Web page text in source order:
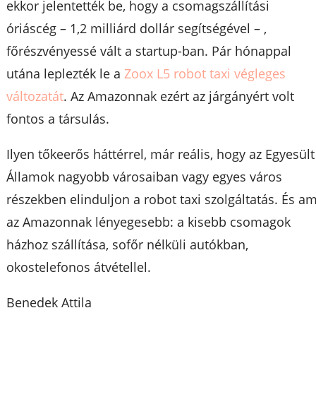
ekkor jelentették be, hogy a csomagszállítási
óriáscég – 1,2 milliárd dollár segítségével – ,
főrészvényessé vált a startup-ban. Pár hónappal
utána leplezték le aZoox L5 robot taxi végleges
változatát. Az Amazonnak ezért az járgányért volt
fontos a társulás.
Ilyen tőkeerős háttérrel, már reális, hogy az Egyesült
Államok nagyobb városaiban vagy egyes város
részekben elinduljon a robot taxi szolgáltatás. És
az Amazonnak lényegesebb: a kisebb csomagok
házhoz szállítása, sofőr nélküli autókban,
okostelefonos átvétellel.
Benedek Attila